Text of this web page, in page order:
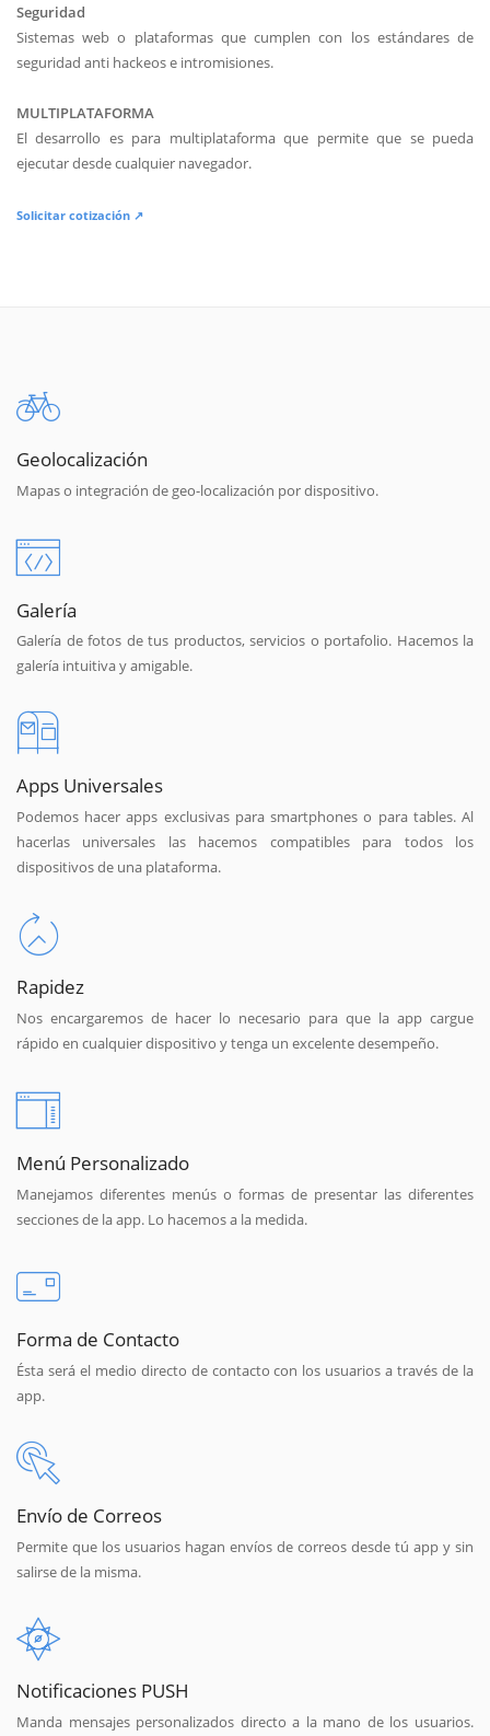
Seguridad
Sistemas web o plataformas que cumplen con los estándares de
seguridad anti hackeos e intromisiones.
MULTIPLATAFORMA
El desarrollo es para multiplataforma que permite que se pueda
ejecutar desde cualquier navegador.
Solicitar cotización ↗
Geolocalización
Mapas o integración de geo-localización por dispositivo.
Galería
Galería de fotos de tus productos, servicios o portafolio. Hacemos la
galería intuitiva y amigable.
Apps Universales
Podemos hacer apps exclusivas para smartphones o para tables. Al
hacerlas universales las hacemos compatibles para todos los
dispositivos de una plataforma.
Rapidez
Nos encargaremos de hacer lo necesario para que la app cargue
rápido en cualquier dispositivo y tenga un excelente desempeño.
Menú Personalizado
Manejamos diferentes menús o formas de presentar las diferentes
secciones de la app. Lo hacemos a la medida.
Forma de Contacto
Ésta será el medio directo de contacto con los usuarios a través de la
app.
Envío de Correos
Permite que los usuarios hagan envíos de correos desde tú app y sin
salirse de la misma.
Notificaciones PUSH
Manda mensajes personalizados directo a la mano de los usuarios.